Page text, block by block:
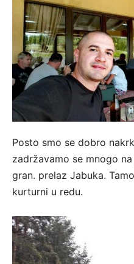
Posto smo se dobro
zadržavamo se mnogo
gran. prelaz Jabuka.
kurturni u redu.